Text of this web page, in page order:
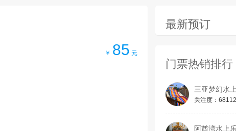
￥ 85 元
最新预订
门票热销排行
三亚梦幻水
关注度：
阿酋湾水上